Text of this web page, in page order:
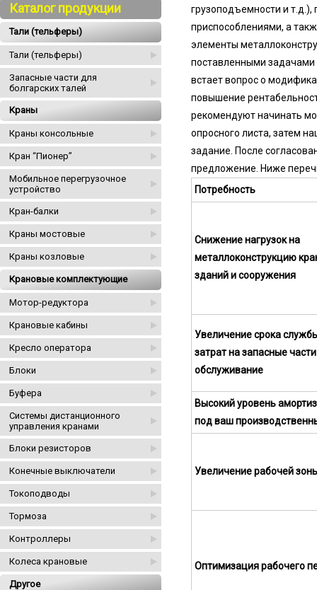
Каталог продукции
Тали (тельферы)
Тали (тельферы)
Запасные части для
болгарских талей
Краны
Краны консольные
Кран “Пионер”
Мобильное перегрузочное
устройство
Кран-балки
Краны мостовые
Краны козловые
Крановые комплектующие
Мотор-редуктора
Крановые кабины
Кресло оператора
Блоки
Буфера
Системы дистанционного
управления кранами
Блоки резисторов
Конечные выключатели
Токоподводы
Тормоза
Контроллеры
Колеса крановые
Другое
грузоподъемности и
приспособлениями, а
элементы
поставленными задачами
встает вопрос о
повышение
рекомендуют начинать
опросного листа, затем
задание. После
предложение. Ниже
Потребность
Снижение нагрузок на
металлоконструкцию
зданий и сооружения
Увеличение срока
затрат на запасные
обслуживание
Высокий уровень
под ваш
Увеличение рабочей
Оптимизация рабочего